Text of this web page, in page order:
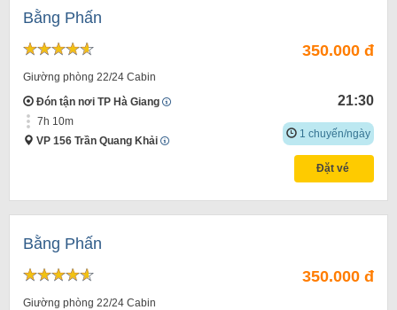
Bằng Phấn
Giường phòng 22/24 Cabin
Đón tận nơi TP Hà Giang
7h 10m
VP 156 Trần Quang Khải
350.000 đ
21:30
1 chuyến/ngày
Đặt vé
Bằng Phấn
Giường phòng 22/24 Cabin
350.000 đ